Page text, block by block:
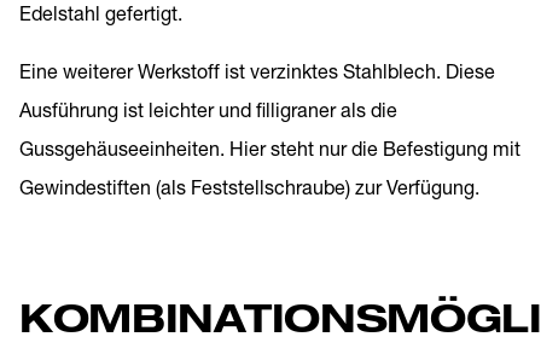
Edelstahl gefertigt.
Eine weiterer Werkstoff ist verzinktes Stahlblech. Diese
Ausführung ist leichter und filligraner als die
Gussgehäuseeinheiten. Hier steht nur die Befestigung mit
Gewindestiften (als Feststellschraube) zur Verfügung.